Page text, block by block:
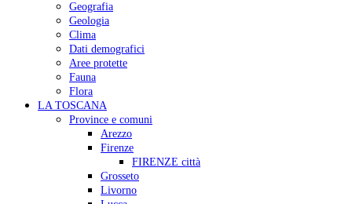
Geografia
Geologia
Clima
Dati demografici
Aree protette
Fauna
Flora
LA TOSCANA
Province e comuni
Arezzo
Firenze
FIRENZE città
Grosseto
Livorno